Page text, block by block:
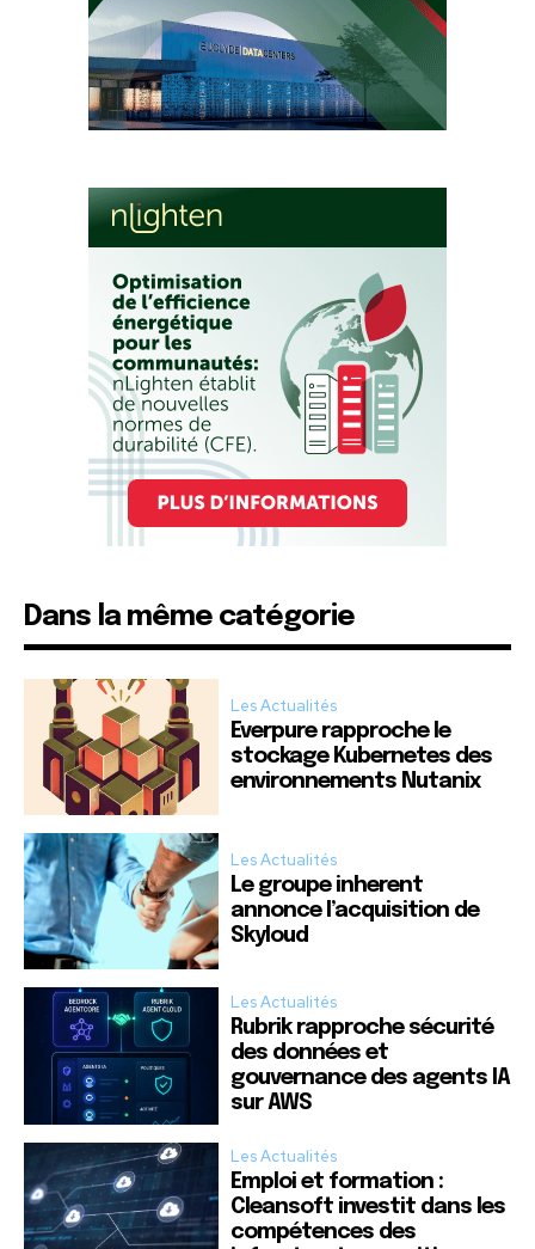
Dans la même catégorie
Les Actualités
Everpure rapproche le
stockage Kubernetes des
environnements Nutanix
Les Actualités
Le groupe inherent
annonce l’acquisition de
Skyloud
Les Actualités
Rubrik rapproche sécurité
des données et
gouvernance des agents IA
sur AWS
Les Actualités
Emploi et formation :
Cleansoft investit dans les
compétences des